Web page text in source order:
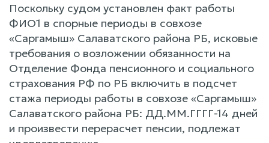
Поскольку судом установлен факт работы
ФИО1 в спорные периоды в совхозе
«Саргамыш» Салаватского района РБ, исковые
требования о возложении обязанности на
Отделение Фонда пенсионного и социального
страхования РФ по РБ включить в подсчет
стажа периоды работы в совхозе «Саргамыш»
Салаватского района РБ: ДД.ММ.ГГГГ-14 дней
и произвести перерасчет пенсии, подлежат